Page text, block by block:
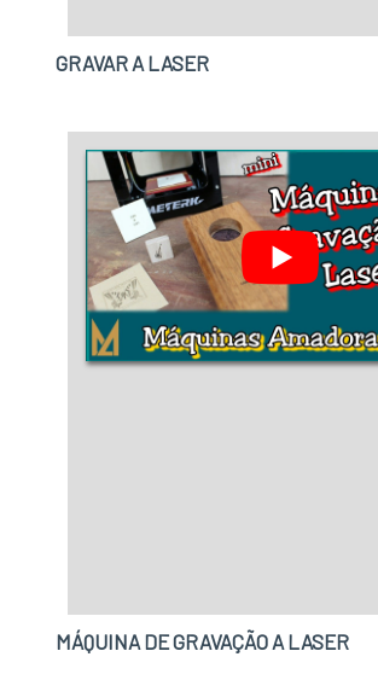
produtos. Se preferir, entre em
GRAVAR A LASER
MÁQUINA DE GRAVAÇÃO A LASER